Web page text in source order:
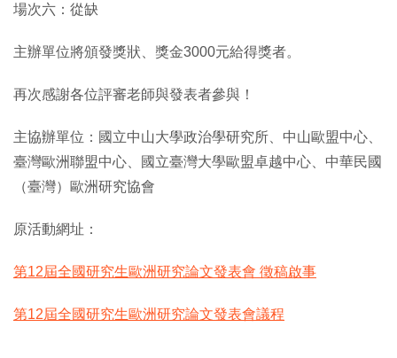
場次六：從缺
主辦單位將頒發獎狀、獎金3000元給得獎者。
再次感謝各位評審老師與發表者參與！
主協辦單位：國立中山大學政治學研究所、中山歐盟中心、
臺灣歐洲聯盟中心、國立臺灣大學歐盟卓越中心、中華民國
（臺灣）歐洲研究協會
原活動網址：
第12屆全國研究生歐洲研究論文發表會 徵稿啟事
第12屆全國研究生歐洲研究論文發表會議程